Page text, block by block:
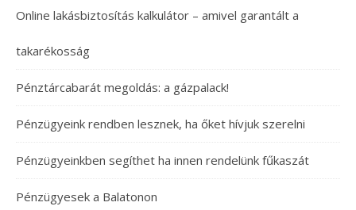
Online lakásbiztosítás kalkulátor – amivel garantált a
takarékosság
Pénztárcabarát megoldás: a gázpalack!
Pénzügyeink rendben lesznek, ha őket hívjuk szerelni
Pénzügyeinkben segíthet ha innen rendelünk fűkaszát
Pénzügyesek a Balatonon